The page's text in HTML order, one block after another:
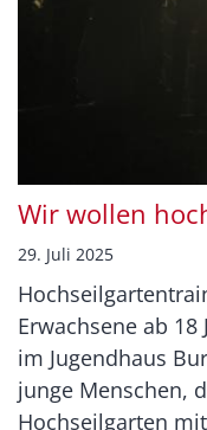
Wir wollen
29. Juli 2025
Erwachsene ab 18
im Jugendhaus
junge Menschen,
Hochseilgarten